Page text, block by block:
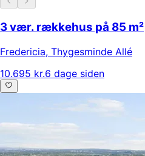
3 vær. rækkehus på 85 m²
Fredericia, Thygesminde Allé
10.695 kr.6 dage siden